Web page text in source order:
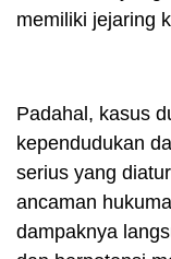
memiliki jejaring
Padahal, kasus
kependudukan
serius yang
ancaman
dampaknya